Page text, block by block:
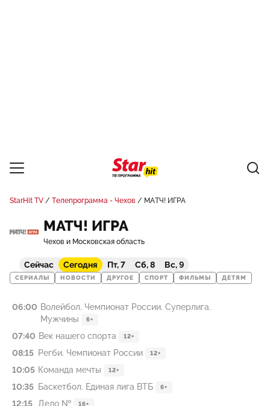
StarHit TV Телепрограмма - Чехов МАТЧ! ИГРА
МАТЧ! ИГРА
Чехов и Московская область
Сейчас Сегодня Пт, 7 Сб, 8 Вс, 9
СЕРИАЛЫ НОВОСТИ ДРУГОЕ СПОРТ ФИЛЬМЫ ДЕТЯМ
06:00 Волейбол. Чемпионат России. Суперлига.
Мужчины
6+
07:40 Век нашего спорта 12+
08:15 Регби. Чемпионат России 12+
10:05 Команда мечты 12+
10:35 Баскетбол. Единая лига ВТБ 6+
12:15 Дело № 16+